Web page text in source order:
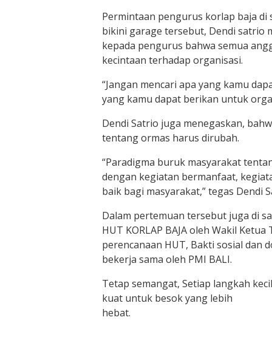
Permintaan pengurus korlap baja
bikini garage tersebut, Dendi satrio
kepada pengurus bahwa semua
kecintaan terhadap organisasi.
“Jangan mencari apa yang kamu
yang kamu dapat berikan untuk
Dendi Satrio juga menegaskan,
tentang ormas harus dirubah.
“Paradigma buruk masyarakat
dengan kegiatan bermanfaat,
baik bagi masyarakat,” tegas Dendi
Dalam pertemuan tersebut juga di
HUT KORLAP BAJA oleh Wakil
perencanaan HUT, Bakti sosial dan
bekerja sama oleh PMI BALI.
Tetap semangat, Setiap langkah
kuat untuk besok yang lebih
hebat.